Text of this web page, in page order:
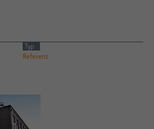
Typ
Referenz